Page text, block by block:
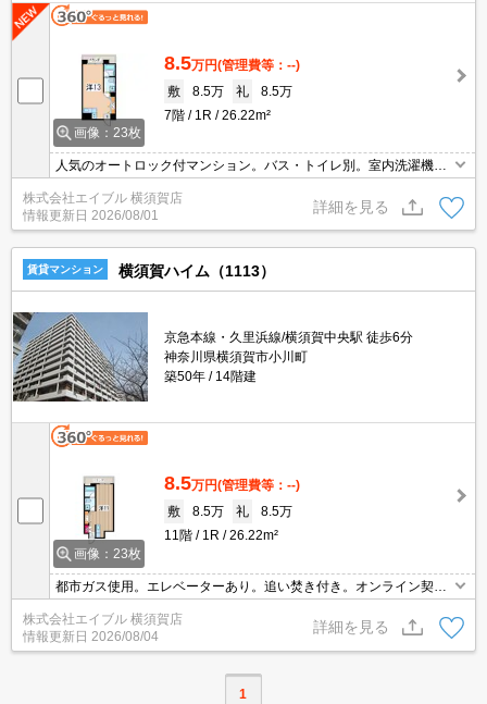
画像：23枚
8.5万円(管理費等：--)
敷
8.5万 礼
8.5万
7階
1R 26.22m²
人気のオートロック付マンション。バス・トイレ別。室内洗濯機置
歯科大学の学生さんにオススメ！。クレジットで家賃支払可。オン
ライン内見対応可。
株式会社エイブル 横須賀店
情報更新日 2026/08/01
詳細を見る
賃貸マンション 横須賀ハイム（1113）
京急本線・久里浜線/横須賀中央駅 徒歩6分
神奈川県横須賀市小川町
築50年
14階建
画像：23枚
8.5万円(管理費等：--)
敷
8.5万 礼
8.5万
11階
1R 26.22m²
都市ガス使用。エレベーターあり。追い焚き付き。オンライン契約
対応可。
株式会社エイブル 横須賀店
情報更新日 2026/08/04
詳細を見る
1